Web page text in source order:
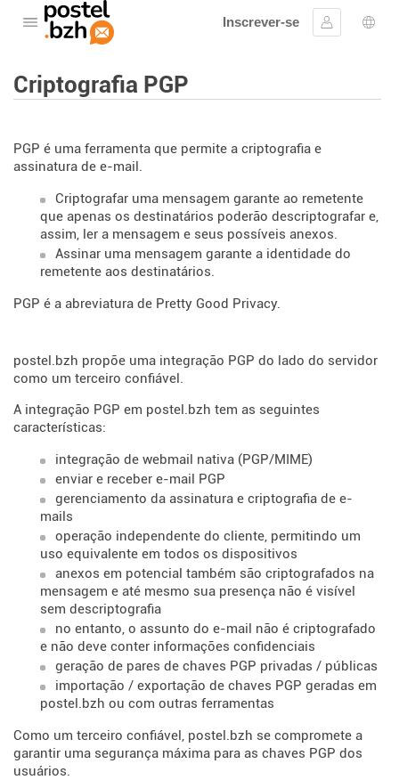
Abra o cardápio
Inscrever-se
Assinar em
Criptografia PGP
PGP é uma ferramenta que permite a criptografia e
assinatura de e-mail.
Criptografar uma mensagem garante ao remetente
que apenas os destinatários poderão descriptografar e,
assim, ler a mensagem e seus possíveis anexos.
Assinar uma mensagem garante a identidade do
remetente aos destinatários.
PGP é a abreviatura de Pretty Good Privacy.
postel.bzh propõe uma integração PGP do lado do servidor
como um terceiro confiável.
A integração PGP em postel.bzh tem as seguintes
características:
integração de webmail nativa (PGP/MIME)
enviar e receber e-mail PGP
gerenciamento da assinatura e criptografia de e-
mails
operação independente do cliente, permitindo um
uso equivalente em todos os dispositivos
anexos em potencial também são criptografados na
mensagem e até mesmo sua presença não é visível
sem descriptografia
no entanto, o assunto do e-mail não é criptografado
e não deve conter informações confidenciais
geração de pares de chaves PGP privadas / públicas
importação / exportação de chaves PGP geradas em
postel.bzh ou com outras ferramentas
Como um terceiro confiável, postel.bzh se compromete a
garantir uma segurança máxima para as chaves PGP dos
usuários.